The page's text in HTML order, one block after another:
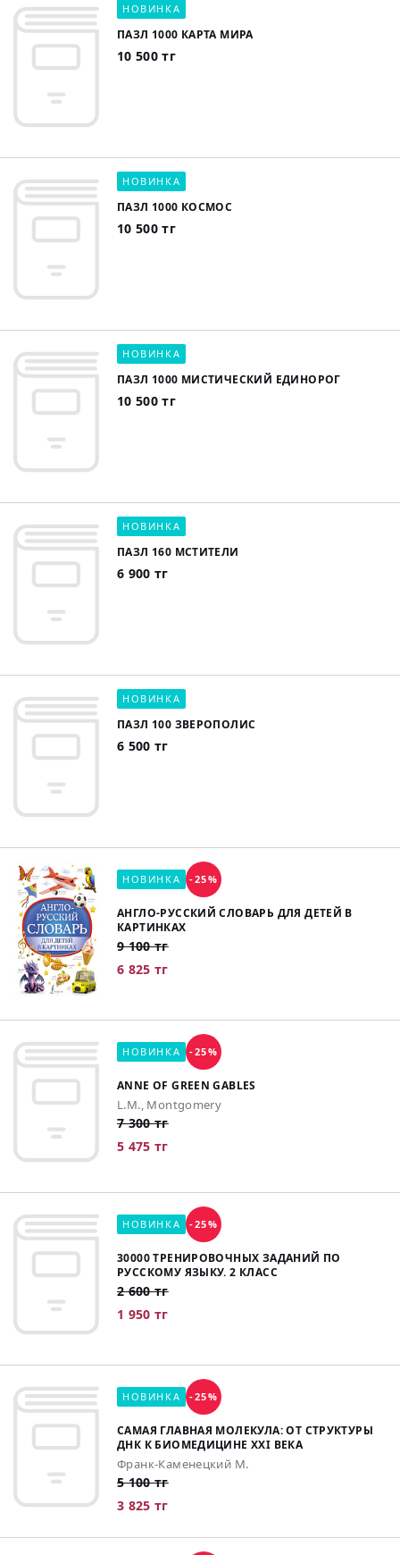
НОВИНКА
ПАЗЛ 1000 КАРТА МИРА
10 500 тг
НОВИНКА
ПАЗЛ 1000 КОСМОС
10 500 тг
НОВИНКА
ПАЗЛ 1000 МИСТИЧЕСКИЙ ЕДИНОРОГ
10 500 тг
НОВИНКА
ПАЗЛ 160 МСТИТЕЛИ
6 900 тг
НОВИНКА
ПАЗЛ 100 ЗВЕРОПОЛИС
6 500 тг
НОВИНКА -25%
АНГЛО-РУССКИЙ СЛОВАРЬ ДЛЯ ДЕТЕЙ В
КАРТИНКАХ
9 100 тг
6 825 тг
НОВИНКА -25%
ANNE OF GREEN GABLES
L.M., Montgomery
7 300 тг
5 475 тг
НОВИНКА -25%
30000 ТРЕНИРОВОЧНЫХ ЗАДАНИЙ ПО
РУССКОМУ ЯЗЫКУ. 2 КЛАСС
2 600 тг
1 950 тг
НОВИНКА -25%
САМАЯ ГЛАВНАЯ МОЛЕКУЛА: ОТ СТРУКТУРЫ
ДНК К БИОМЕДИЦИНЕ XXI ВЕКА
Франк-Каменецкий М.
5 100 тг
3 825 тг